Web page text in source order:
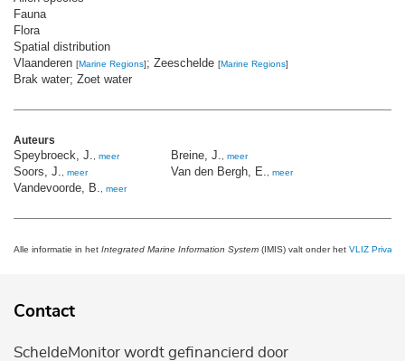
Fauna
Flora
Spatial distribution
Vlaanderen [Marine Regions]; Zeeschelde [Marine Regions]
Brak water; Zoet water
Auteurs
Speybroeck, J. meer
Soors, J. meer
Vandevoorde, B. meer
Breine, J. meer
Van den Bergh, E. meer
Alle informatie in het Integrated Marine Information System (IMIS) valt onder het VLIZ Privacy
Contact
ScheldeMonitor wordt gefinancierd door